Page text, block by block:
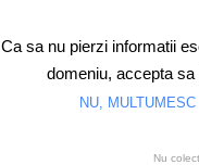
Motorsport
Ca sa nu pierzi informatii
domeniu, accepta
NU, MULTUMESC
Nu